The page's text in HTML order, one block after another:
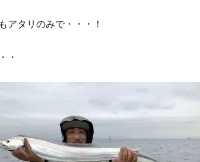
アタリのみで・・・！
・